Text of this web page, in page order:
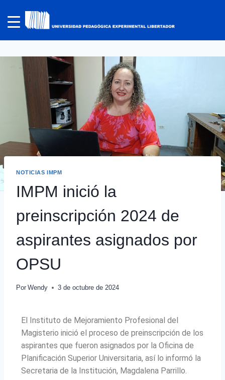
NOTICIAS IMPM
IMPM inició la
preinscripción 2024 de
aspirantes asignados por
OPSU
Por Wendy 3 de octubre de 2024
El Instituto de Mejoramiento Profesional del
Magisterio inició el proceso de preinscripción de los
aspirantes que fueron asignados por la Oficina de
Planificación Superior Universitaria, así lo informó la
Secretaria de la Institución, Magdalena Parrillo.